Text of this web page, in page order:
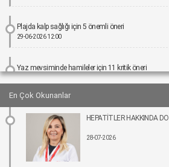
Plajda kalp sağlığı için 5 önemli öneri
29-06-2026 12:00
Yaz mevsiminde hamileler için 11 kritik öneri
25-06-2026 12:00
Kız çocuklarında idrar yolu enfeksiyonu riski 4 kata
24-06-2026 12:00
Bel Ağrıları Basit Önlemlerle Kontrol Altına Alınabilir
17-06-2026 12:00
En Çok Okunanlar
HEPATİTLER HAKKINDA
28-07-2026